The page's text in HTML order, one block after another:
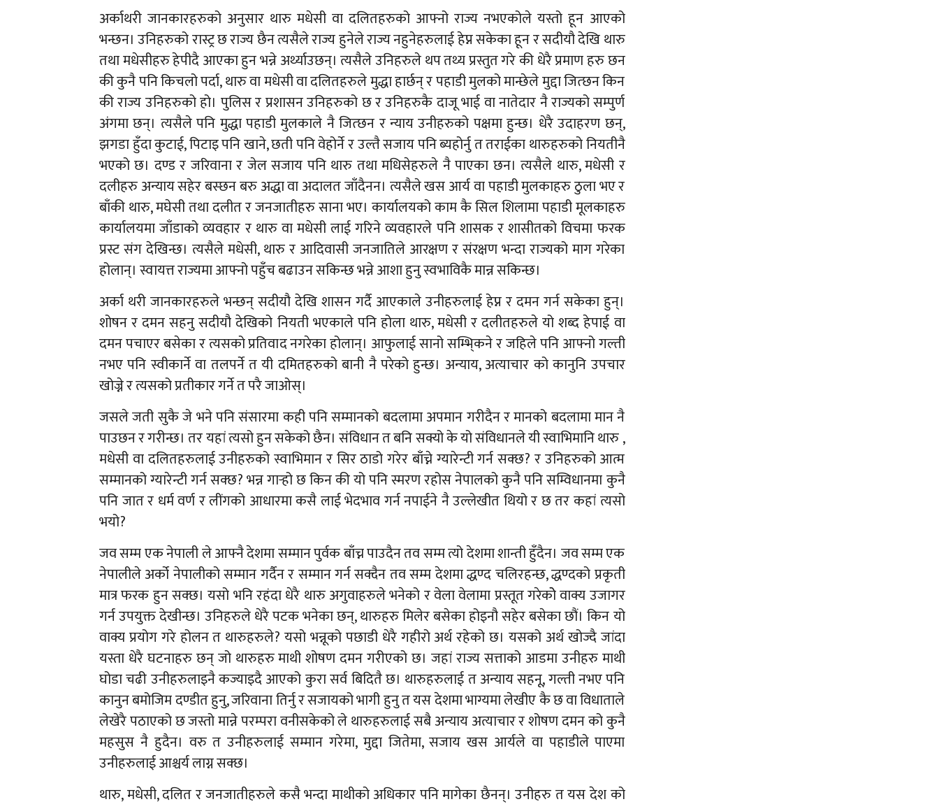
अर्काथरी जानकारहरुको अनुसार थारु मधेसी वा दलितहरुको आफ्नो राज्य नभएकोले यस्तो हून आएको
भन्छन। उनिहरुको रास्ट्र छ राज्य छैन त्यसैले राज्य हुनेले राज्य नहुनेहरुलाई हेप्न सकेका हून र सदीयौ देखि थारु
तथा मधेसीहरु हेपीदै आएका हुन भन्ने अर्थ्याउछन्। त्यसैले उनिहरुले थप तथ्य प्रस्तुत गरे की धेरै प्रमाण हरु छन
की कुनै पनि किचलो पर्दा, थारु वा मधेसी वा दलितहरुले मुद्धा हार्छन् र पहाडी मुलको मान्छेले मुद्दा जित्छन किन
की राज्य उनिहरुको हो। पुलिस र प्रशासन उनिहरुको छ र उनिहरुकै दाजू भाई वा नातेदार नै राज्यको सम्पुर्ण
अंगमा छन्। त्यसैले पनि मुद्धा पहाडी मुलकाले नै जित्छन र न्याय उनीहरुको पक्षमा हुन्छ। धेरै उदाहरण छन्,
झगडा हुँदा कुटाई, पिटाइ पनि खाने, छती पनि वेहोर्ने र उल्तै सजाय पनि ब्यहोर्नु त तराईका थारुहरुको नियतीनै
भएको छ। दण्ड र जरिवाना र जेल सजाय पनि थारु तथा मधिसेहरुले नै पाएका छन। त्यसैले थारु, मधेसी र
दलीहरु अन्याय सहेर बस्छन बरु अद्धा वा अदालत जाँदैनन। त्यसैले खस आर्य वा पहाडी मुलकाहरु ठुला भए र
बाँकी थारु, मघेसी तथा दलीत र जनजातीहरु साना भए। कार्यालयको काम कै सिल शिलामा पहाडी मूलकाहरु
कार्यालयमा जाँडाको व्यवहार र थारु वा मधेसी लाई गरिने व्यवहारले पनि शासक र शासीतको विचमा फरक
प्रस्ट संग देखिन्छ। त्यसैले मधेसी, थारु र आदिवासी जनजातिले आरक्षण र संरक्षण भन्दा राज्यको माग गरेका
होलान्। स्वायत्त राज्यमा आफ्नो पहुँच बढाउन सकिन्छ भन्ने आशा हुनु स्वभाविकै मान्न सकिन्छ।
अर्का थरी जानकारहरुले भन्छन् सदीयौ देखि शासन गर्दै आएकाले उनीहरुलाई हेप्न र दमन गर्न सकेका हुन्।
शोषन र दमन सहनु सदीयौ देखिको नियती भएकाले पनि होला थारु, मधेसी र दलीतहरुले यो शब्द हेपाई वा
दमन पचाएर बसेका र त्यसको प्रतिवाद नगरेका होलान्। आफुलाई सानो सम्भि्कने र जहिले पनि आफ्नो गल्ती
नभए पनि स्वीकार्ने वा तलपर्ने त यी दमितहरुको बानी नै परेको हुन्छ। अन्याय, अत्याचार को कानुनि उपचार
खोज्ने र त्यसको प्रतीकार गर्ने त परै जाओस्।
जसले जती सुकै जे भने पनि संसारमा कही पनि सम्मानको बदलामा अपमान गरीदैन र मानको बदलामा मान नै
पाउछन र गरीन्छ। तर यहां त्यसो हुन सकेको छैन। संविधान त बनि सक्यो के यो संविधानले यी स्वाभिमानि थारु ,
मधेसी वा दलितहरुलाई उनीहरुको स्वाभिमान र सिर ठाडो गरेर बाँच्ने ग्यारेन्टी गर्न सक्छ? र उनिहरुको आत्म
सम्मानको ग्यारेन्टी गर्न सक्छ? भन्न गार्‍हो छ किन की यो पनि स्मरण रहोस नेपालको कुनै पनि सम्विधानमा कुनै
पनि जात र धर्म वर्ण र लींगको आधारमा कसै लाई भेदभाव गर्न नपाईने नै उल्लेखीत थियो र छ तर कहां त्यसो
भयो?
जव सम्म एक नेपाली ले आफ्नै देशमा सम्मान पुर्वक बाँच्न पाउदैन तव सम्म त्यो देशमा शान्ती हुँदैन। जव सम्म एक
नेपालीले अर्को नेपालीको सम्मान गर्दैन र सम्मान गर्न सक्दैन तव सम्म देशमा द्धण्द चलिरहन्छ, द्धण्दको प्रकृती
मात्र फरक हुन सक्छ। यसो भनि रहंदा धेरै थारु अगुवाहरुले भनेको र वेला वेलामा प्रस्तूत गरेकोे वाक्य उजागर
गर्न उपयुक्त देखीन्छ। उनिहरुले धेरै पटक भनेका छन्, थारुहरु मिलेर बसेका होइनौ सहेर बसेका छौं। किन यो
वाक्य प्रयोग गरे होलन त थारुहरुले? यसो भन्नूको पछाडी धेरै गहीरो अर्थ रहेको छ। यसको अर्थ खोज्दै जांदा
यस्ता धेरै घटनाहरु छन् जो थारुहरु माथी शोषण दमन गरीएको छ। जहां राज्य सत्ताको आडमा उनीहरु माथी
घोडा चढी उनीहरुलाइनै कज्याइदै आएको कुरा सर्व बिदितै छ। थारुहरुलाई त अन्याय सहनू, गल्ती नभए पनि
कानुन बमोजिम दण्डीत हुनु, जरिवाना तिर्नु र सजायको भागी हुनु त यस देशमा भाग्यमा लेखीए कै छ वा विधाताले
लेखेरै पठाएको छ जस्तो मान्ने परम्परा वनीसकेको ले थारुहरुलाई सबै अन्याय अत्याचार र शोषण दमन को कुनै
महसुस नै हुदैन। वरु त उनीहरुलाई सम्मान गरेमा, मुद्दा जितेमा, सजाय खस आर्यले वा पहाडीले पाएमा
उनीहरुलाई आश्चर्य लाग्न सक्छ।
थारु, मधेसी, दलित र जनजातीहरुले कसै भन्दा माथीको अधिकार पनि मागेका छैनन्। उनीहरु त यस देश को